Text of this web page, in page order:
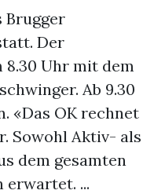
Brugger
Der
Uhr mit dem
Ab 9.30
«Das OK rechnet
Sowohl Aktiv- als
dem gesamten
erwartet. ...